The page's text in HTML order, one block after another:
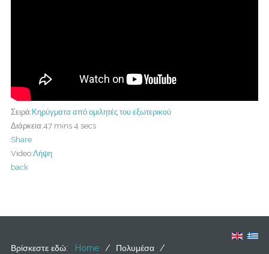
Σειρά: Κηρύγματα από ομιλητές του εξωτερικού
Διάρκεια:47 mins 4 secs
Share
Video:Λήψη
back
Βρίσκεστε εδώ: Home / Πολυμέσα /